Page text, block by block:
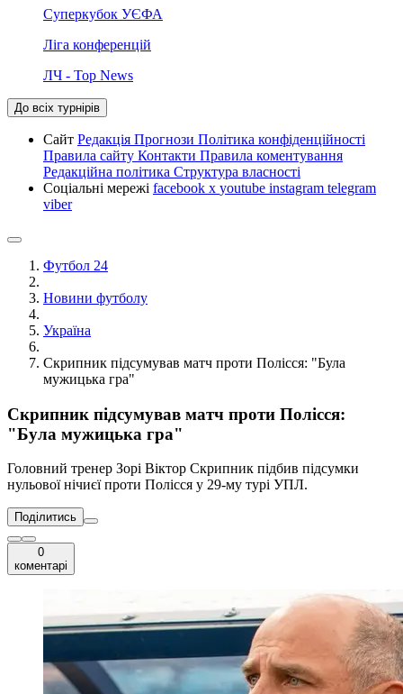
Суперкубок УЄФА
Ліга конференцій
ЛЧ - Top News
До всіх турнірів
Сайт Редакція Прогнози Політика конфіденційності
Правила сайту Контакти Правила коментування
Редакційна політика Структура власності
Соціальні мережі facebook x youtube instagram telegram
viber
Футбол 24
Новини футболу
Україна
Скрипник підсумував матч проти Полісся: "Була
мужицька гра"
Скрипник підсумував матч проти Полісся:
"Була мужицька гра"
Головний тренер Зорі Віктор Скрипник підбив підсумки
нульової нічиєї проти Полісся у 29-му турі УПЛ.
Поділитись
0
коментарі